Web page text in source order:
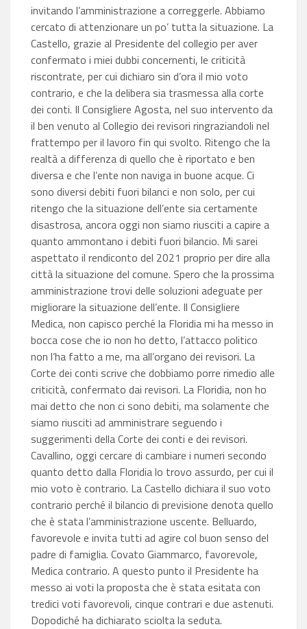
invitando l’amministrazione a correggerle. Abbiamo
cercato di attenzionare un po’ tutta la situazione. La
Castello, grazie al Presidente del collegio per aver
confermato i miei dubbi concernenti, le criticità
riscontrate, per cui dichiaro sin d’ora il mio voto
contrario, e che la delibera sia trasmessa alla corte
dei conti. Il Consigliere Agosta, nel suo intervento da
il ben venuto al Collegio dei revisori ringraziandoli nel
frattempo per il lavoro fin qui svolto. Ritengo che la
realtà a differenza di quello che è riportato e ben
diversa e che l’ente non naviga in buone acque. Ci
sono diversi debiti fuori bilanci e non solo, per cui
ritengo che la situazione dell’ente sia certamente
disastrosa, ancora oggi non siamo riusciti a capire a
quanto ammontano i debiti fuori bilancio. Mi sarei
aspettato il rendiconto del 2021 proprio per dire alla
città la situazione del comune. Spero che la prossima
amministrazione trovi delle soluzioni adeguate per
migliorare la situazione dell’ente. Il Consigliere
Medica, non capisco perché la Floridia mi ha messo in
bocca cose che io non ho detto, l’attacco politico
non l’ha fatto a me, ma all’organo dei revisori. La
Corte dei conti scrive che dobbiamo porre rimedio alle
criticità, confermato dai revisori. La Floridia, non ho
mai detto che non ci sono debiti, ma solamente che
siamo riusciti ad amministrare seguendo i
suggerimenti della Corte dei conti e dei revisori.
Cavallino, oggi cercare di cambiare i numeri secondo
quanto detto dalla Floridia lo trovo assurdo, per cui il
mio voto è contrario. La Castello dichiara il suo voto
contrario perché il bilancio di previsione denota quello
che è stata l’amministrazione uscente. Belluardo,
favorevole e invita tutti ad agire col buon senso del
padre di famiglia. Covato Giammarco, favorevole,
Medica contrario. A questo punto il Presidente ha
messo ai voti la proposta che è stata esitata con
tredici voti favorevoli, cinque contrari e due astenuti.
Dopodiché ha dichiarato sciolta la seduta.